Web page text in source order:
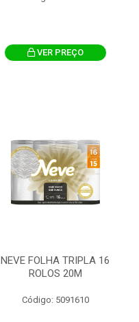
VER PREÇO
NEVE FOLHA TRIPLA 16
ROLOS 20M
Código: 5091610